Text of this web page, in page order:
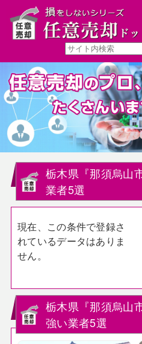
栃木県『那須烏山
業者5選
現在、この条件で登録さ
れているデータはありま
せん。
栃木県『那須烏山
強い業者5選